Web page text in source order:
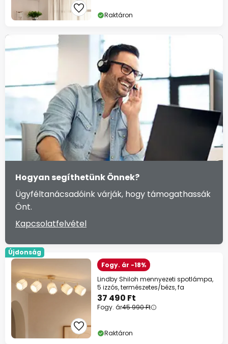
Raktáron
Hogyan segíthetünk Önnek?
Ügyféltanácsadóink várják, hogy támogathassák
Önt.
Kapcsolatfelvétel
Újdonság
Fogy. ár -18%
Lindby Shiloh mennyezeti spotlámpa,
5 izzós, természetes/bézs, fa
37 490 Ft
Fogy. ár45 990 Ft
Raktáron